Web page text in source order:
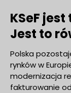
KSeF
Jest to
Polska
rynków w
modernizacja
fakturowanie